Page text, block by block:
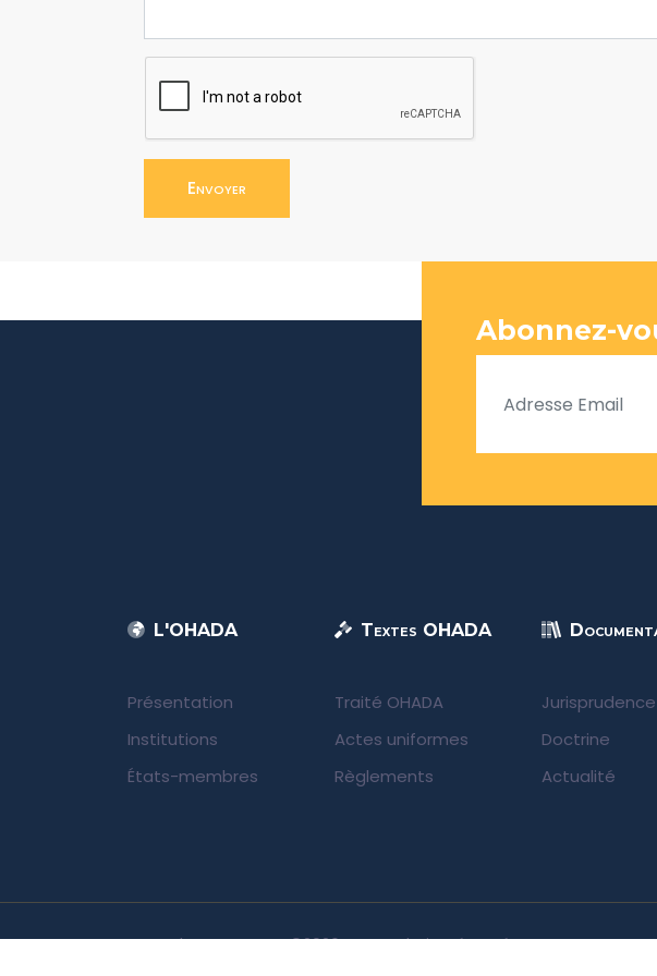
Envoyer
Abonnez-
L'OHADA
Présentation
Institutions
États-membres
Textes OHADA
Traité OHADA
Actes uniformes
Règlements
Jurisprudence
Doctrine
Actualité
UNIDA | OHADA.com©2026 • Tous droits réservés